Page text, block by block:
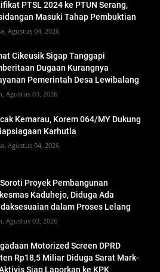
PTSL 2024 ke PTUN Serang,
Masuki Tahap Pembuktian
Agustus 04, 2026
Cikeusik Sigap Tanggapi
Dugaan Kurangnya
Pemerintah Desa Lewibalang
Agustus 03, 2026
Kemarau, Korem 064/MY Dukung
Karhutla
Agustus 04, 2026
Proyek Pembangunan
Kaduhejo, Diduga Ada
dalam Proses Lelang
Agustus 03, 2026
Motorized Screen DPRD
Rp18,5 Miliar Diduga Sarat Mark-
Siap Laporkan ke KPK